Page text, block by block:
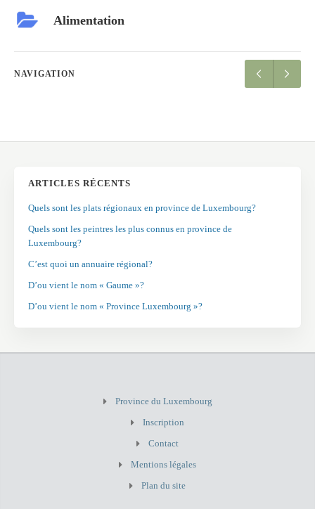
Alimentation
NAVIGATION
ARTICLES RÉCENTS
Quels sont les plats régionaux en province de Luxembourg?
Quels sont les peintres les plus connus en province de
Luxembourg?
C’est quoi un annuaire régional?
D’ou vient le nom « Gaume »?
D’ou vient le nom « Province Luxembourg »?
Province du Luxembourg
Inscription
Contact
Mentions légales
Plan du site